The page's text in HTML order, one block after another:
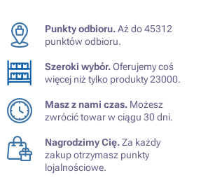
Punkty odbioru.Aż do 45312
punktów odbioru.
Szeroki wybór.Oferujemy coś
więcej niż tylko produkty 23000.
Masz z nami czas. Możesz
zwrócić towar w ciągu 30 dni.
Nagrodzimy Cię.Za każdy
zakup otrzymasz punkty
lojalnościowe.